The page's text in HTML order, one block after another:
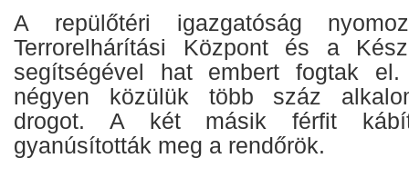
A repülőtéri igazgatóság
Terrorelhárítási Központ és a
segítségével hat embert fogtak
négyen közülük több száz
drogot. A két másik férfit
gyanúsították meg a rendőrök.